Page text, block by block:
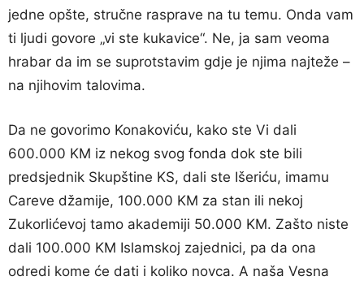
jedne opšte, stručne rasprave na tu temu. Onda vam
ti ljudi govore „vi ste kukavice“. Ne, ja sam veoma
hrabar da im se suprotstavim gdje je njima najteže –
na njihovim talovima.
Da ne govorimo Konakoviću, kako ste Vi dali
600.000 KM iz nekog svog fonda dok ste bili
predsjednik Skupštine KS, dali ste Išeriću, imamu
Careve džamije, 100.000 KM za stan ili nekoj
Zukorlićevoj tamo akademiji 50.000 KM. Zašto niste
dali 100.000 KM Islamskoj zajednici, pa da ona
odredi kome će dati i koliko novca. A naša Vesna